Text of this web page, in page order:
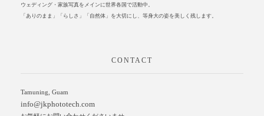
ウェディング・家族写真をメインに世界各国で活動中。
「ありのまま」「らしさ」「自然体」を大切にし、等身大の姿を美しく残します。
CONTACT
Tamuning, Guam
info@jkphototech.com